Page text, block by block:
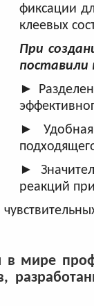
фиксации
клеевых
При
поставили
►
► Удобная
►
реакций
в мире